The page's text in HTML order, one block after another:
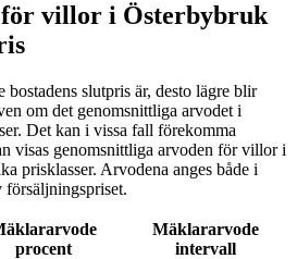
villor i Österbybruk
slutpris är, desto lägre blir
om det genomsnittliga arvodet i
Det kan i vissa fall förekomma
visas genomsnittliga arvoden förvillori
prisklasser. Arvodena anges både i
försäljningspriset.
procent
Mäklararvode
intervall